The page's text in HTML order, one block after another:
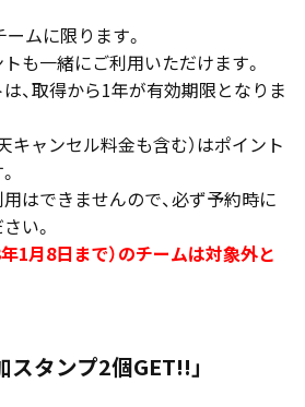
ムに限ります。
も一緒にご利用いただけます。
、取得から1年が有効期限となりま
キャンセル料金も含む）はポイント
はできませんので、必ず予約時に
い。
1月8日まで）のチームは対象外と
タンプ2個GET!!」